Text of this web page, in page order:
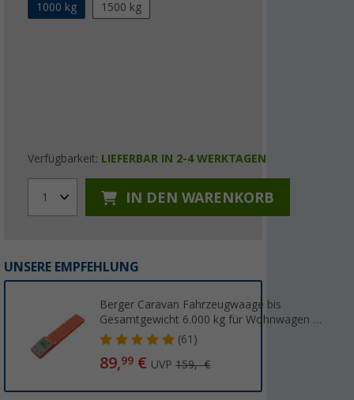
1000 kg
1500 kg
Verfügbarkeit: LIEFERBAR IN 2-4 WERKTAGEN
1 IN DEN WARENKORB
UNSERE EMPFEHLUNG
Berger Caravan Fahrzeugwaage bis
Gesamtgewicht 6.000 kg für Wohnwagen &
Wohnmobil
(61)
89,99 € UVP159,- €